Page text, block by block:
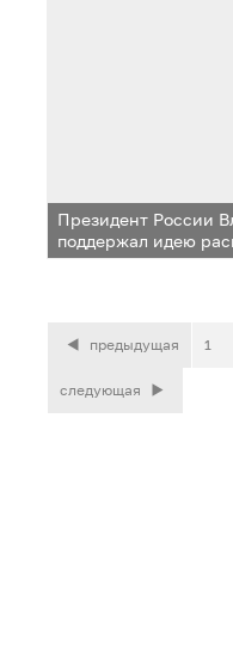
Президент России
поддержал идею
одинцовского
предыдущая 1
следующая